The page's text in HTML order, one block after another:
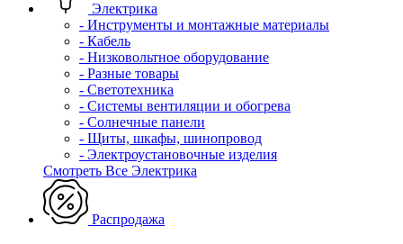
Электрика
- Инструменты и монтажные материалы
- Кабель
- Низковольтное оборудование
- Разные товары
- Светотехника
- Системы вентиляции и обогрева
- Солнечные панели
- Щиты, шкафы, шинопровод
- Электроустановочные изделия
Смотреть Все Электрика
Распродажа